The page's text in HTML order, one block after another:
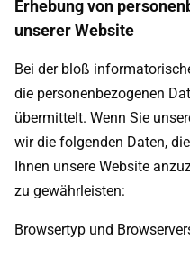
Erhebung von
unserer Website
Bei der bloß
die personenbezogenen
übermittelt. Wenn Sie
wir die folgenden Daten,
Ihnen unsere Website
zu gewährleisten:
Browsertyp und